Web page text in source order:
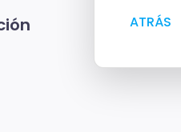
ATRÁS